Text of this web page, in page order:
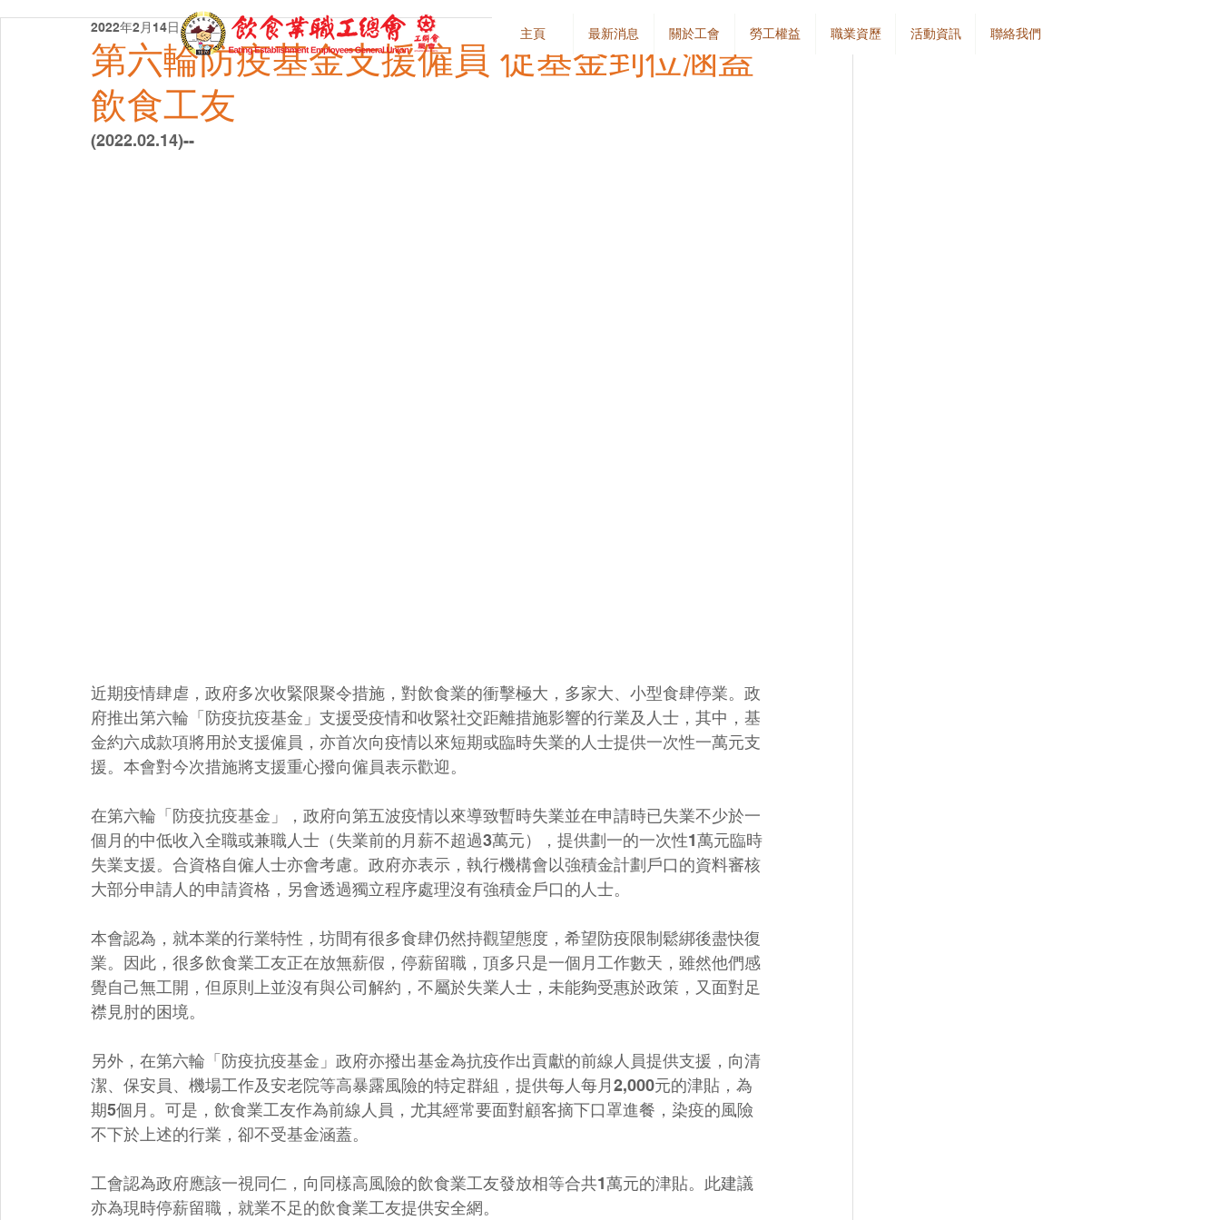
主頁 最新消息 關於工會 勞工權益 職業資歷 活動資訊 聯絡我們
第六輪防疫基金支援僱員 促基金到位涵蓋
飲食工友
2022年2月14日
(2022.02.14)--
近期疫情肆虐，政府多次收緊限聚令措施，對飲食業的衝擊極大，多家大、小型食肆停業。政
府推出第六輪「防疫抗疫基金」支援受疫情和收緊社交距離措施影響的行業及人士，其中，基
金約六成款項將用於支援僱員，亦首次向疫情以來短期或臨時失業的人士提供一次性一萬元支
援。本會對今次措施將支援重心撥向僱員表示歡迎。
在第六輪「防疫抗疫基金」，政府向第五波疫情以來導致暫時失業並在申請時已失業不少於一
個月的中低收入全職或兼職人士（失業前的月薪不超過3萬元），提供劃一的一次性1萬元臨時
失業支援。合資格自僱人士亦會考慮。政府亦表示，執行機構會以強積金計劃戶口的資料審核
大部分申請人的申請資格，另會透過獨立程序處理沒有強積金戶口的人士。
本會認為，就本業的行業特性，坊間有很多食肆仍然持觀望態度，希望防疫限制鬆綁後盡快復
業。因此，很多飲食業工友正在放無薪假，停薪留職，頂多只是一個月工作數天，雖然他們感
覺自己無工開，但原則上並沒有與公司解約，不屬於失業人士，未能夠受惠於政策，又面對足
襟見肘的困境。
另外，在第六輪「防疫抗疫基金」政府亦撥出基金為抗疫作出貢獻的前線人員提供支援，向清
潔、保安員、機場工作及安老院等高暴露風險的特定群組，提供每人每月2,000元的津貼，為
期5個月。可是，飲食業工友作為前線人員，尤其經常要面對顧客摘下口罩進餐，染疫的風險
不下於上述的行業，卻不受基金涵蓋。
工會認為政府應該一視同仁，向同樣高風險的飲食業工友發放相等合共1萬元的津貼。此建議
亦為現時停薪留職，就業不足的飲食業工友提供安全網。